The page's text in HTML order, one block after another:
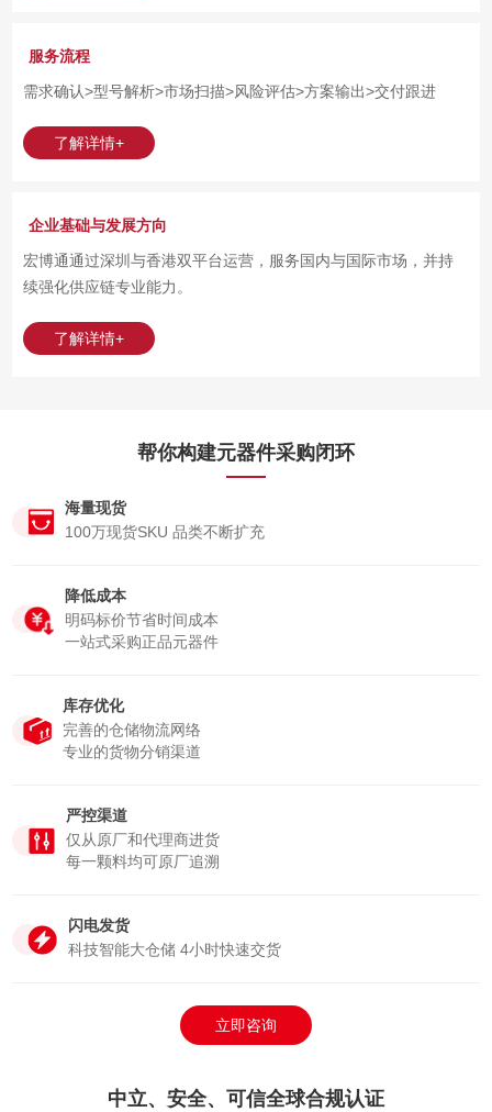
服务流程
需求确认>型号解析>市场扫描>风险评估>方案输出>交付跟进
了解详情+
企业基础与发展方向
宏博通通过深圳与香港双平台运营，服务国内与国际市场，并持
续强化供应链专业能力。
了解详情+
帮你构建元器件采购闭环
海量现货
100万现货SKU 品类不断扩充
降低成本
明码标价节省时间成本
一站式采购正品元器件
库存优化
完善的仓储物流网络
专业的货物分销渠道
严控渠道
仅从原厂和代理商进货
每一颗料均可原厂追溯
闪电发货
科技智能大仓储 4小时快速交货
立即咨询
中立、安全、可信全球合规认证